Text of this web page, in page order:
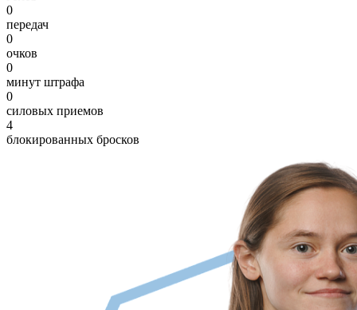
0
передач
0
очков
0
минут штрафа
0
силовых приемов
4
блокированных бросков